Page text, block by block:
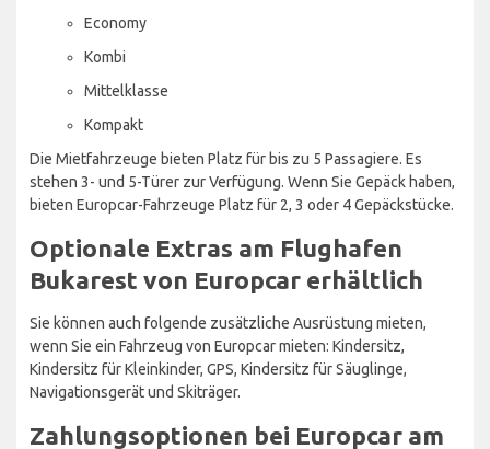
Economy
Kombi
Mittelklasse
Kompakt
Die Mietfahrzeuge bieten Platz für bis zu 5 Passagiere. Es
stehen 3- und 5-Türer zur Verfügung. Wenn Sie Gepäck haben,
bieten Europcar-Fahrzeuge Platz für 2, 3 oder 4 Gepäckstücke.
Optionale Extras am Flughafen
Bukarest von Europcar erhältlich
Sie können auch folgende zusätzliche Ausrüstung mieten,
wenn Sie ein Fahrzeug von Europcar mieten: Kindersitz,
Kindersitz für Kleinkinder, GPS, Kindersitz für Säuglinge,
Navigationsgerät und Skiträger.
Zahlungsoptionen bei Europcar am